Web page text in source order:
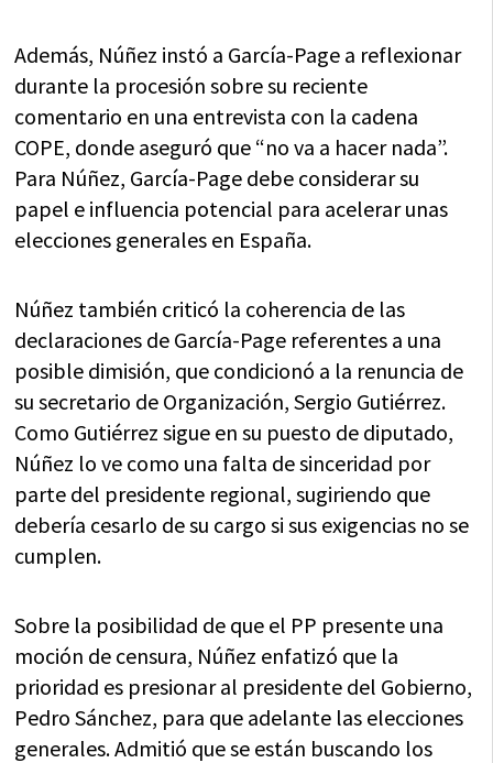
Además, Núñez instó a García-Page a reflexionar
durante la procesión sobre su reciente
comentario en una entrevista con la cadena
COPE, donde aseguró que “no va a hacer nada”.
Para Núñez, García-Page debe considerar su
papel e influencia potencial para acelerar unas
elecciones generales en España.
Núñez también criticó la coherencia de las
declaraciones de García-Page referentes a una
posible dimisión, que condicionó a la renuncia de
su secretario de Organización, Sergio Gutiérrez.
Como Gutiérrez sigue en su puesto de diputado,
Núñez lo ve como una falta de sinceridad por
parte del presidente regional, sugiriendo que
debería cesarlo de su cargo si sus exigencias no se
cumplen.
Sobre la posibilidad de que el PP presente una
moción de censura, Núñez enfatizó que la
prioridad es presionar al presidente del Gobierno,
Pedro Sánchez, para que adelante las elecciones
generales. Admitió que se están buscando los